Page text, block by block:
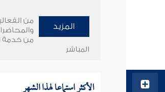
المزيد
من
من خدمة
المباشر
الأكثر استماعا لهذا الشهر